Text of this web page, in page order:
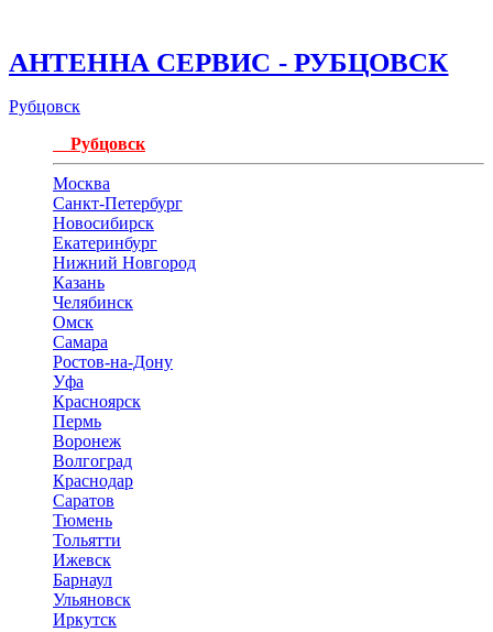
АНТЕННА СЕРВИС - РУБЦОВСК
Рубцовск
Рубцовск
Москва
Санкт-Петербург
Новосибирск
Екатеринбург
Нижний Новгород
Казань
Челябинск
Омск
Самара
Ростов-на-Дону
Уфа
Красноярск
Пермь
Воронеж
Волгоград
Краснодар
Саратов
Тюмень
Тольятти
Ижевск
Барнаул
Ульяновск
Иркутск